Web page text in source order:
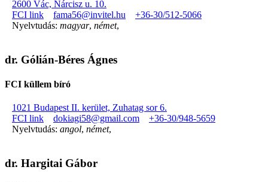
2600 Vác, Nárcisz u. 10.
FCI link
fama56@invitel.hu
+36-30/512-5066
Nyelvtudás: magyar, német,
dr. Gólián-Béres Ágnes
FCI küllem bíró
1021 Budapest II. kerület, Zuhatag sor 6.
FCI link
dokiagi58@gmail.com
+36-30/948-5659
Nyelvtudás: angol, német,
dr. Hargitai Gábor